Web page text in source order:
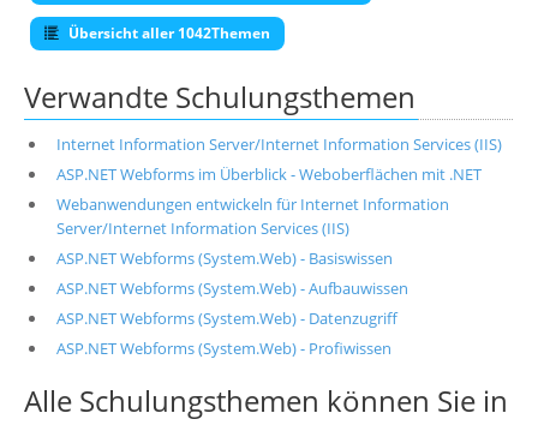
Übersicht aller 1042Themen
Verwandte Schulungsthemen
Internet Information Server/Internet Information Services (IIS)
ASP.NET Webforms im Überblick - Weboberflächen mit .NET
Webanwendungen entwickeln für Internet Information
Server/Internet Information Services (IIS)
ASP.NET Webforms (System.Web) - Basiswissen
ASP.NET Webforms (System.Web) - Aufbauwissen
ASP.NET Webforms (System.Web) - Datenzugriff
ASP.NET Webforms (System.Web) - Profiwissen
Alle Schulungsthemen können Sie in